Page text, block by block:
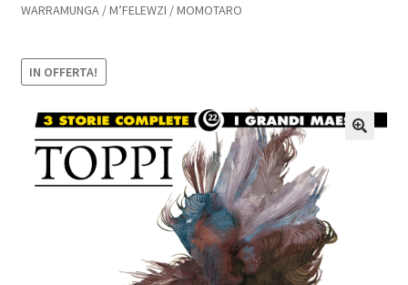
Catalogo
Carrello
Il mio account
WARRAMUNGA / M’FELEWZI / MOMOTARO
IN OFFERTA!